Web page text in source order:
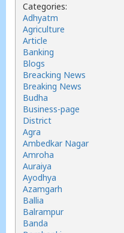
Categories:
Adhyatm
Agriculture
Article
Banking
Blogs
Breacking News
Breaking News
Budha
Business-page
District
Agra
Ambedkar Nagar
Amroha
Auraiya
Ayodhya
Azamgarh
Ballia
Balrampur
Banda